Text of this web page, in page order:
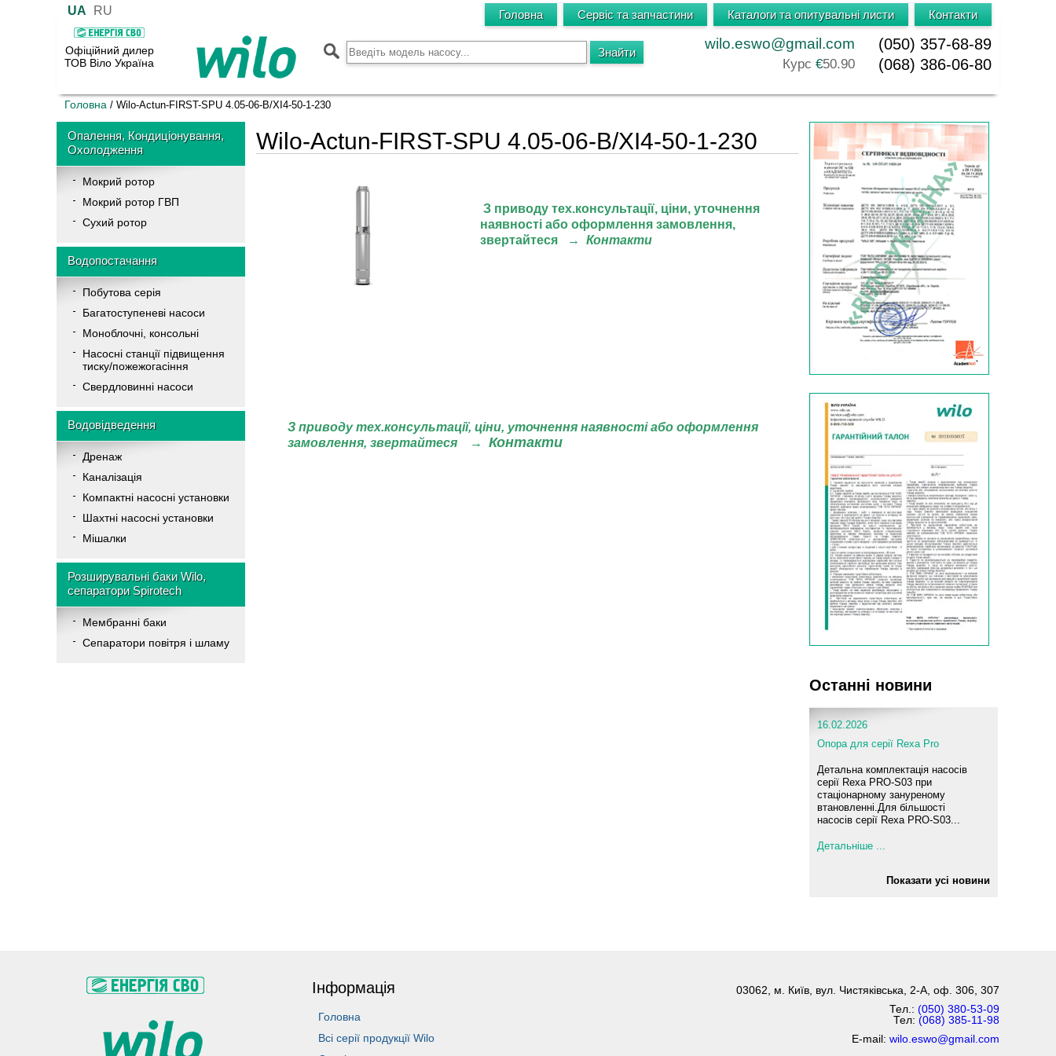
UA RU
Офіційний дилер
ТОВ Віло Україна
Головна Сервіс та запчастини Каталоги та опитувальні листи Контакти
(050) 357-68-89
(068) 386-06-80
wilo.eswo@gmail.com
Курс €50.90
Головна / Wilo-Actun-FIRST-SPU 4.05-06-B/XI4-50-1-230
Опалення, Кондиціонування,
Охолодження
Мокрий ротор
Мокрий ротор ГВП
Сухий ротор
Водопостачання
Побутова серія
Багатоступеневі насоси
Моноблочні, консольні
Насосні станції підвищення
тиску/пожежогасіння
Свердловинні насоси
Водовідведення
Дренаж
Каналізація
Компактні насосні установки
Шахтні насосні установки
Мішалки
Розширувальні баки Wilo,
сепаратори Spirotech
Мембранні баки
Cепаратори повітря і шламу
Wilo-Actun-FIRST-SPU 4.05-06-B/XI4-50-1-230
З приводу тех.консультації, ціни, уточнення
наявності або оформлення замовлення,
звертайтеся
→ Контакти
З приводу тех.консультації, ціни, уточнення наявності або оформлення
замовлення, звертайтеся
→ Контакти
Останні новини
16.02.2026
Опора для серії Rexa Pro
Детальна комплектація насосів
серії Rexa PRO-S03 при
стаціонарному зануреному
втановленні.Для більшості
насосів серії Rexa PRO-S03...
Детальніше ...
Показати усі новини
Інформація
Головна
Всі серії продукції Wilo
03062, м. Київ, вул. Чистяківська, 2-А, оф. 306, 307
Тел.: (050) 380-53-09
Тел: (068) 385-11-98
E-mail: wilo.eswo@gmail.com